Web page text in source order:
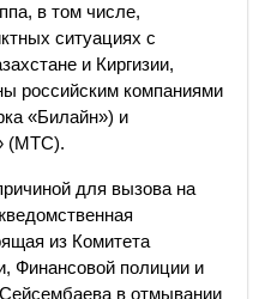
в том числе,
ситуациях с
и Киргизии,
российским компаниями
«Билайн») и
(МТС).
для вызова на
из Комитета
Финансовой полиции и
в отмывании